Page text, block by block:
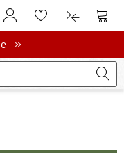
Zum KundenkontoZum Merkzettel.
Zum Zum
»